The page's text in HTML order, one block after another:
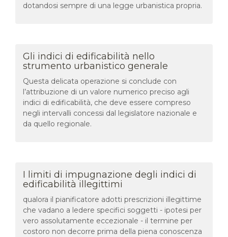
dotandosi sempre di una legge urbanistica propria.
Gli indici di edificabilità nello
strumento urbanistico generale
Questa delicata operazione si conclude con
l’attribuzione di un valore numerico preciso agli
indici di edificabilità, che deve essere compreso
negli intervalli concessi dal legislatore nazionale e
da quello regionale.
I limiti di impugnazione degli indici di
edificabilità illegittimi
qualora il pianificatore adotti prescrizioni illegittime
che vadano a ledere specifici soggetti - ipotesi per
vero assolutamente eccezionale - il termine per
costoro non decorre prima della piena conoscenza